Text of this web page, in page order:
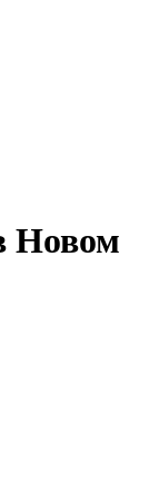
Новом